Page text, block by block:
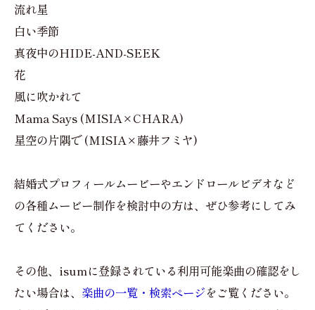
流れ星
白い季節
真夜中のHIDE-AND-SEEK
花
風に吹かれて
Mama Says (MISIA×CHARA)
星空の片隅で (MISIA×藤井フミヤ)
結婚式プロフィールムービーやエンドロールビデオなど
の各種ムービー制作を検討中の方は、ぜひ参考にしてみ
てください。
その他、isumに登録されている利用可能楽曲の確認をし
たい場合は、 楽曲の一覧・検索ページをご覧ください。